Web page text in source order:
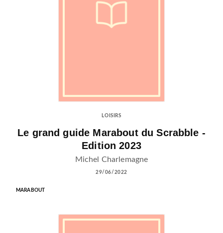
LOISIRS
Le grand guide Marabout du Scrabble -
Edition 2023
Michel Charlemagne
29/06/2022
MARABOUT